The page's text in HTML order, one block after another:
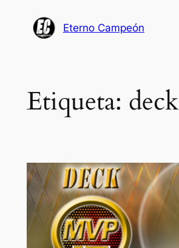
Eterno Campeón
Etiqueta: deck